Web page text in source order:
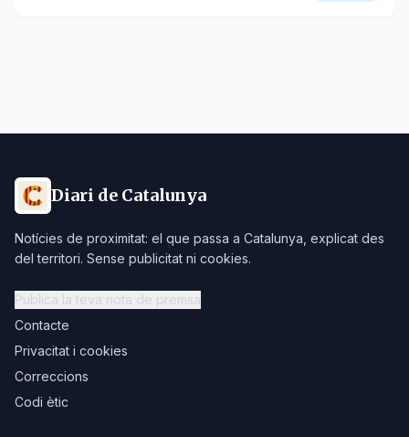
Diari de Catalunya
Notícies de proximitat: el que passa a Catalunya, explicat des
del territori. Sense publicitat ni cookies.
Publica la teva nota de premsa
Contacte
Privacitat i cookies
Correccions
Codi ètic